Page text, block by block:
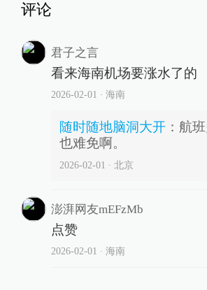
评论
君子之言
看来海南机场要涨水了的
2026-02-01 ∙ 海南
随时随地脑洞大开： 航
也难免啊。
2026-02-01 ∙ 北京
澎湃网友mEFzMb
点赞
2026-02-01 ∙ 海南